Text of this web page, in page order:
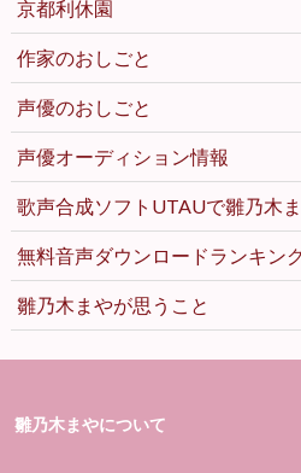
京都利休園
作家のおしごと
声優のおしごと
声優オーディション情報
歌声合成ソフトUTAUで雛乃木
無料音声ダウンロードランキン
雛乃木まやが思うこと
雛乃木まやについて